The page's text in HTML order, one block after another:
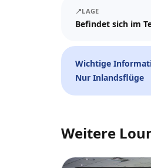
📍LAGE
Befindet sich im
Wichtige
Nur Inlandsflüge
Weitere